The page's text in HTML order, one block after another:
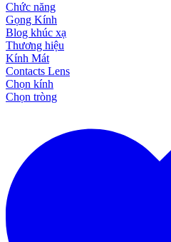
Chức năng
Gọng Kính
Blog khúc xạ
Thương hiệu
Kính Mát
Contacts Lens
Chọn kính
Chọn tròng